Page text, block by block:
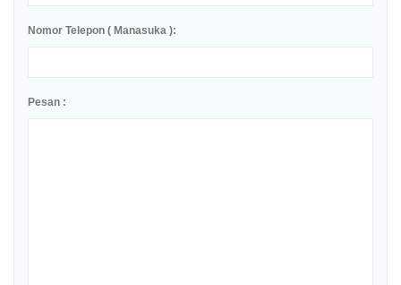
Nomor Telepon ( Manasuka ):
Pesan :